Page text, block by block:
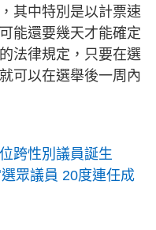
其中特別是以計票速
能還要幾天才能確定
法律規定，只要在選
可以在選舉後一周內
跨性別議員誕生
眾議員 20度連任成